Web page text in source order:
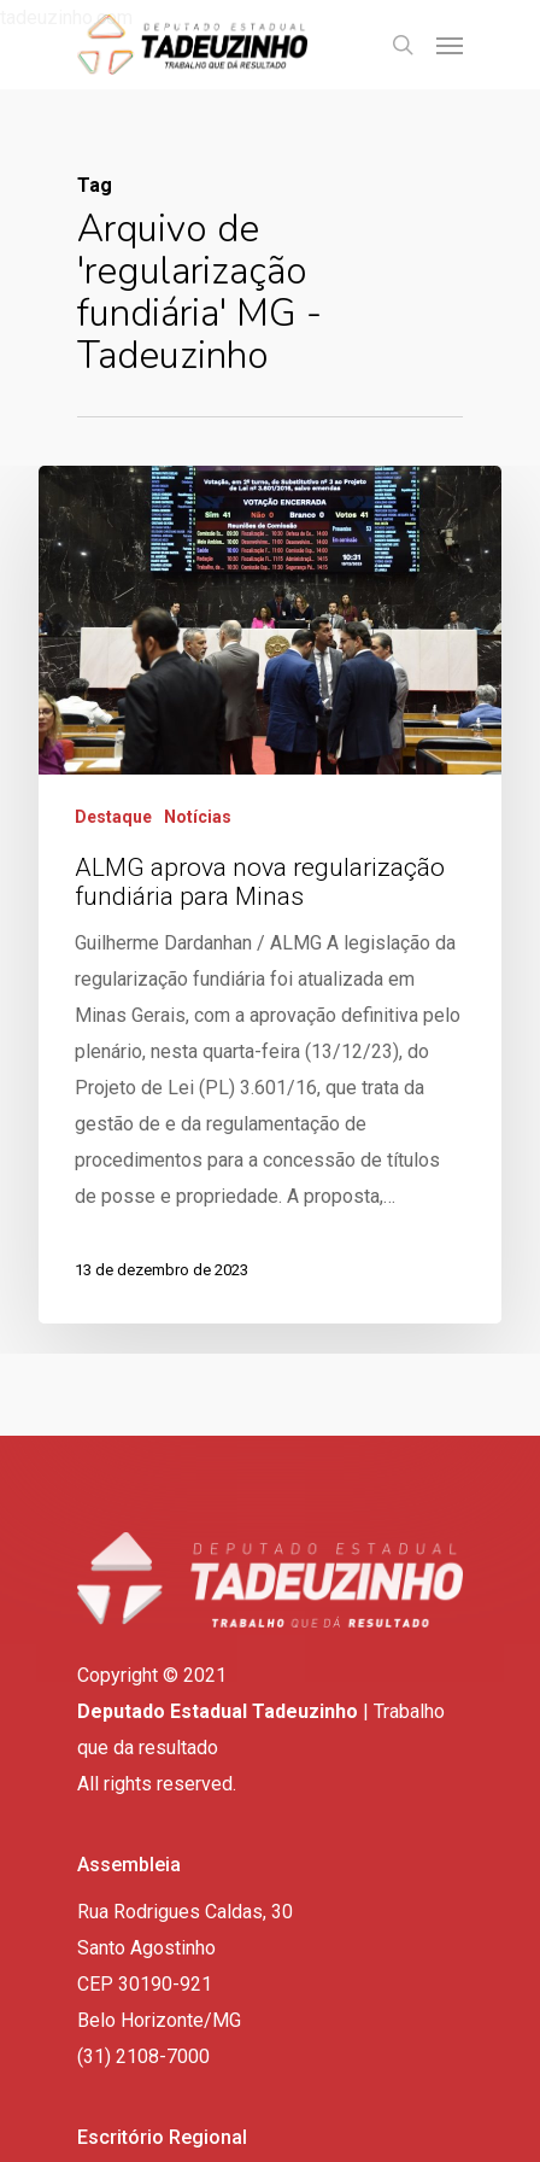
tadeuzinho.com
Tag
Arquivo de
'regularização
fundiária' MG -
Tadeuzinho
Destaque Notícias
ALMG aprova nova regularização
fundiária para Minas
Guilherme Dardanhan / ALMG A legislação da
regularização fundiária foi atualizada em
Minas Gerais, com a aprovação definitiva pelo
plenário, nesta quarta-feira (13/12/23), do
Projeto de Lei (PL) 3.601/16, que trata da
gestão de e da regulamentação de
procedimentos para a concessão de títulos
de posse e propriedade. A proposta,…
13 de dezembro de 2023
Copyright © 2021
Deputado Estadual Tadeuzinho | Trabalho
que da resultado
All rights reserved.
Assembleia
Rua Rodrigues Caldas, 30
Santo Agostinho
CEP 30190-921
Belo Horizonte/MG
(31) 2108-7000
Escritório Regional